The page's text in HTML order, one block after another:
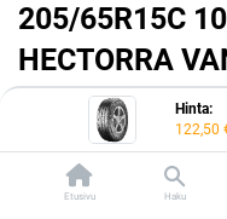
Hinta:
122,50
Etusivu Haku
205/65R15C
HECTORRA
Hyötyajoneuvojen
haasteisiin.
4050496002831
Tällä tuotteella ei ole